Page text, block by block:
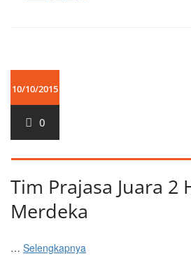
10/10/2015
0
Tim Prajasa Juara 2
Merdeka
… Selengkapnya